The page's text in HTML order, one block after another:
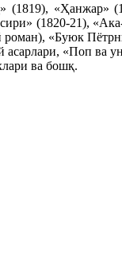
(1819),
(1820-21),
«Буюк
«Поп ва
ва бошқ.